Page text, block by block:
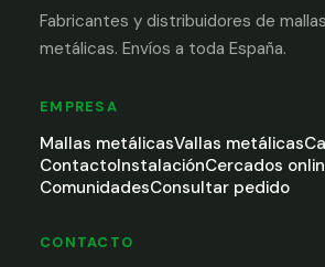
Fabricantes y distribuidores de
metálicas. Envíos a toda España.
EMPRESA
Mallas metálicasVallas metálicas
ContactoInstalaciónCercados
ComunidadesConsultar pedido
CONTACTO